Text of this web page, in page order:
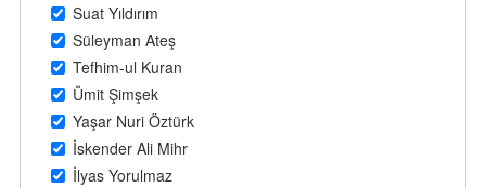
Suat Yıldırım
Süleyman Ateş
Tefhim-ul Kuran
Ümit Şimşek
Yaşar Nuri Öztürk
İskender Ali Mihr
İlyas Yorulmaz